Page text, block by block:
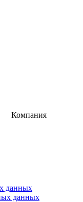
Компания
данных
данных